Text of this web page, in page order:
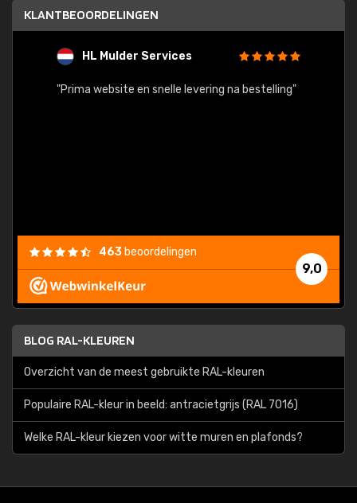
KLANTBEOORDELINGEN
HL Mulder Services
"Prima website en snelle levering na bestelling"
9,0
463 beoordelingen
BLOG RAL-KLEUREN
Overzicht van de meest gebruikte RAL-kleuren
Populaire RAL-kleur in beeld: antracietgrijs (RAL 7016)
Welke RAL-kleur kiezen voor witte muren en plafonds?